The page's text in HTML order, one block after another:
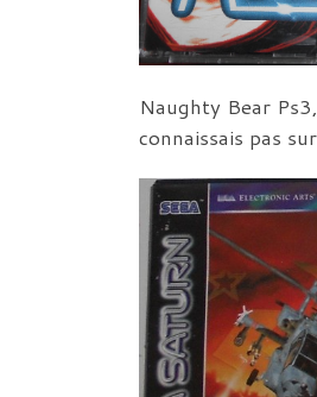
Naughty Bear
connaissais pas